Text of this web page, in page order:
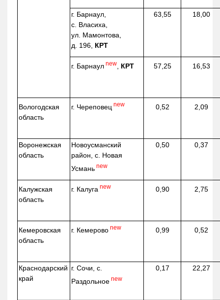
г. Барнаул,
с. Власиха,
ул. Мамонтова,
д. 196, КРТ
63,55 18,00
г. Барнаул new КРТ 57,25 16,53
Вологодская
область
г. Череповец new 0,52 2,09
Воронежская
область
Новоусманский
район, с. Новая
Усмань new
0,50 0,37
Калужская
область
г. Калуга new 0,90 2,75
Кемеровская
область
г. Кемерово new 0,99 0,52
Краснодарский
край
г. Сочи, с.
Раздольное new
0,17 22,27